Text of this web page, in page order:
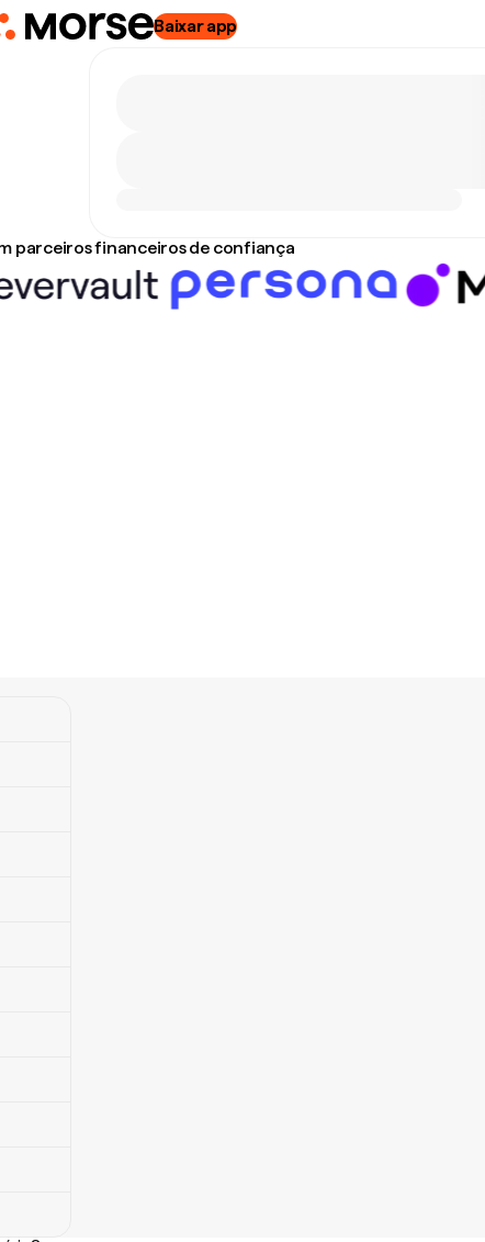
Baixar app
parceiros financeiros de confiança